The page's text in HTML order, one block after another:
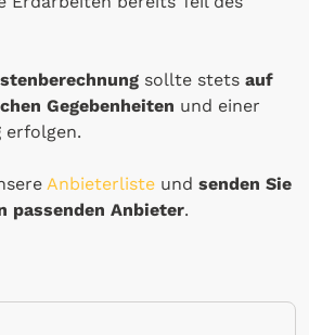
sollte stets auf
Gegebenheiten und einer
erfolgen.
Anbieterliste und senden Sie
passenden Anbieter.